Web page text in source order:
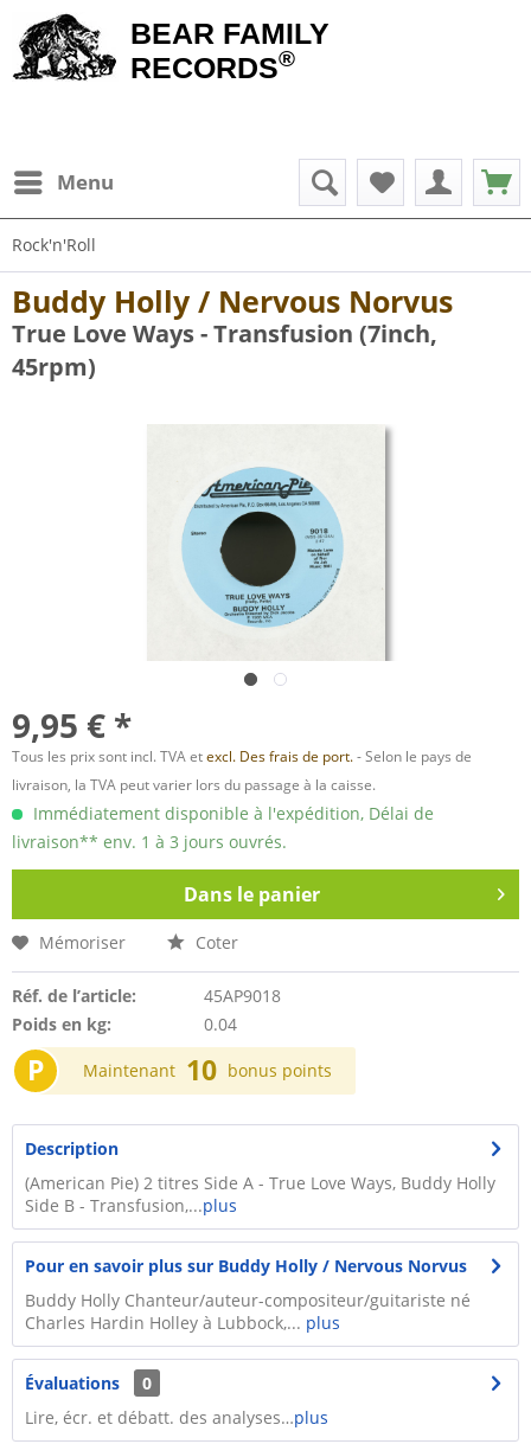
BEAR FAMILY
RECORDS®
Menu
Rock'n'Roll
Buddy Holly / Nervous Norvus
True Love Ways - Transfusion (7inch,
45rpm)
9,95 € *
Tous les prix sont incl. TVA etexcl. Des frais de port.- Selon le pays de
livraison, la TVA peut varier lors du passage à la caisse.
Immédiatement disponible à l'expédition, Délai de
livraison** env. 1 à 3 jours ouvrés.
Dans le panier
Mémoriser Coter
Réf. de l’article:
45AP9018
Poids en kg:
0.04
P Maintenant 10 bonus points
Description
(American Pie) 2 titres Side A - True Love Ways, Buddy Holly
Side B - Transfusion,...plus
Pour en savoir plus sur Buddy Holly / Nervous Norvus
Buddy Holly Chanteur/auteur-compositeur/guitariste né
Charles Hardin Holley à Lubbock,... plus
Évaluations
0
Lire, écr. et débatt. des analyses…plus